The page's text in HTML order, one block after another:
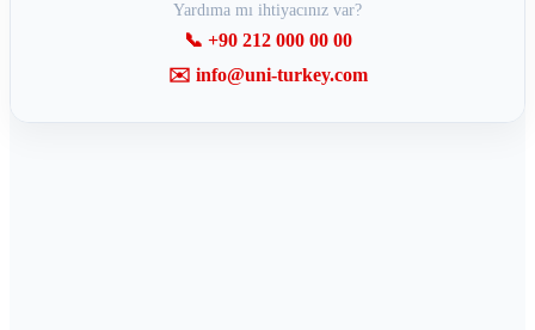
Yardıma mı ihtiyacınız var?
📞 +90 212 000 00 00
✉️ info@uni-turkey.com